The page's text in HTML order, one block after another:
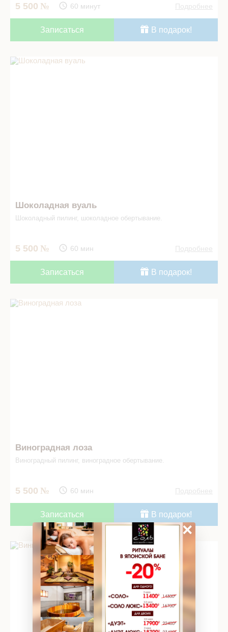
5 500 60 минут Подробнее
Записаться В подарок!
Шоколадная вуаль в СПА салоне
Шоколадная вуаль
Шоколадный пилинг, шоколадное обертывание.
5 500 60 мин Подробнее
Записаться В подарок!
Виноградная лоза в СПА салоне
Виноградная лоза
Виноградный пилинг, виноградное обертывание.
5 500 60 мин Подробнее
Записаться В подарок!
Винное обертывание в СПА салоне
×